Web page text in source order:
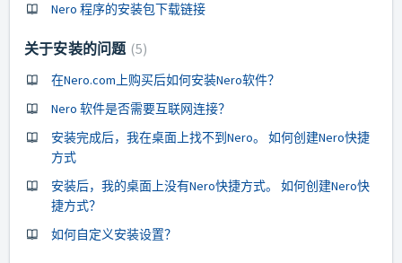
Nero 程序的安装包下载链接
关于安装的问题 5
在Nero.com上购买后如何安装Nero软件？
Nero 软件是否需要互联网连接？
安装完成后，我在桌面上找不到Nero。 如何创建Nero快捷
方式
安装后，我的桌面上没有Nero快捷方式。 如何创建Nero快
捷方式？
如何自定义安装设置？